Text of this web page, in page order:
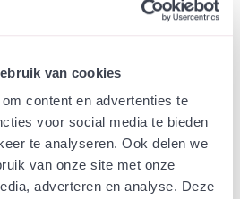
van cookies
content en advertenties te
voor social media te bieden
te analyseren. Ook delen we
van onze site met onze
adverteren en analyse. Deze
aan meer biodiversiteit